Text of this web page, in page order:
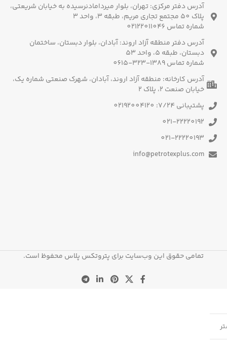
آدرس دفتر مرکزی: تهران، بلوار میردامادنرسیده به خیابان شریعتی،
پلاک 50 مجتمع تجاری مریم، طبقه 3، واحد 3
شماره تماس 02122011046
آدرس دفتر منطقه آزاد اروند: آبادان، بلوار دبستان، ساختمان
دبستان، طبقه 5، واحد 53
شماره تماس 1389-323-0615
آدرس کارخانه: منطقه آزاد اروند، آبادان، شهرک صنعتی شماره یک،
خیابان صنعت 2، پلاک 2
پشتیبانی 7/24: 02192004120
021-22220192
021-22220193
info@petrotexplus.com
تمامی حقوق این وب‌سایت برای پتروتکس پلاس محفوظ است.